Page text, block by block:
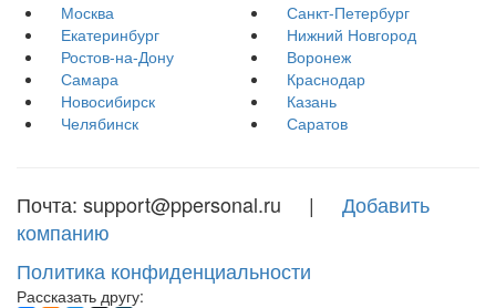
Москва
Санкт-Петербург
Екатеринбург
Нижний Новгород
Ростов-на-Дону
Воронеж
Самара
Краснодар
Новосибирск
Казань
Челябинск
Саратов
Почта: support@ppersonal.ru | Добавить
компанию
Политика конфиденциальности
Рассказать другу: